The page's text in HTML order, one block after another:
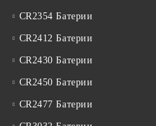
CR2354 Батерии
CR2412 Батерии
CR2430 Батерии
CR2450 Батерии
CR2477 Батерии